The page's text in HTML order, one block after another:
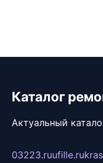
Каталог
Актуальный
03223.ruufille.ru